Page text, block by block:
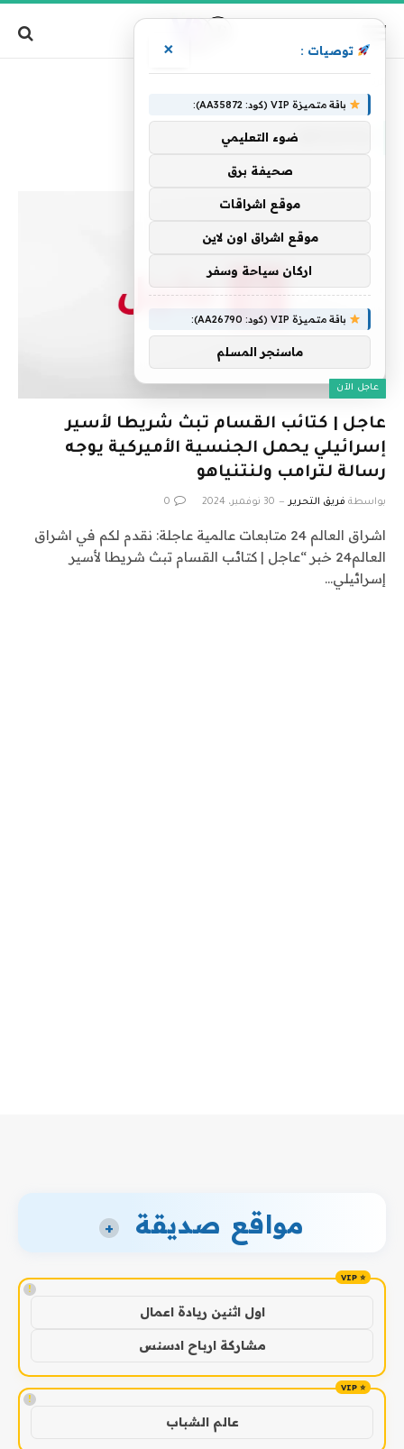
عاجل الآن
عاجل | كتائب القسام تبث شريطا لأسير
إسرائيلي يحمل الجنسية الأميركية يوجه
رسالة لترامب ولنتنياهو
بواسطة فريق التحرير 30 نوفمبر، 2024 0
اشراق العالم 24 متابعات عالمية عاجلة: نقدم لكم في اشراق
العالم24 خبر “عاجل | كتائب القسام تبث شريطا لأسير
إسرائيلي…
مواقع صديقة +
!
اول اثنين ريادة اعمال
مشاركة ارباح ادسنس
!
عالم الشباب
توصيات : ×
باقة متميزة VIP (كود: AA35872):
ضوء التعليمي
صحيفة برق
موقع اشراقات
موقع اشراق اون لاين
اركان سياحة وسفر
باقة متميزة VIP (كود: AA26790):
ماسنجر المسلم